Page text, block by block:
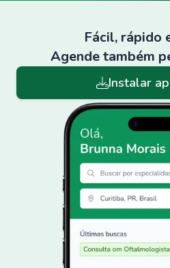
Fácil, rápido
Agende também
Instalar